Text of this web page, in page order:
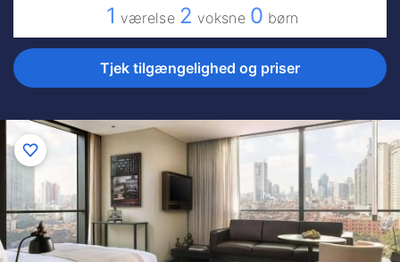
1 værelse 2 voksne 0 børn
Tjek tilgængelighed og priser